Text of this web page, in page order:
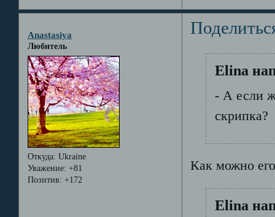
Anastasiya
Любитель
Откуда: Ukraine
Уважение: +81
Позитив: +172
Elina
- А если
скрипка?
Как можно
Elina